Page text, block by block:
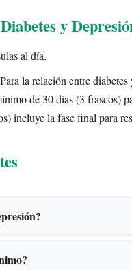
y
al día.
Para la relación entre
de 30 días (3 frascos)
incluye la fase final para